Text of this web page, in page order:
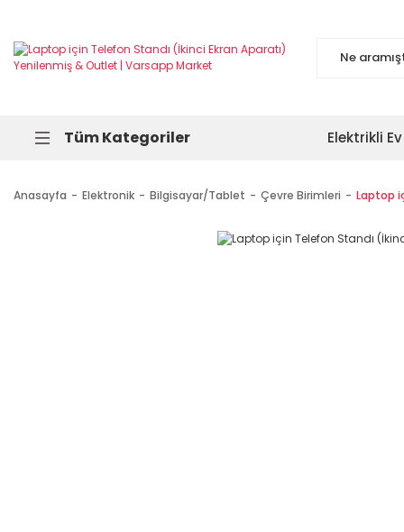
Tüm Kategoriler Elektrikli
Anasayfa Elektronik Bilgisayar/Tablet Çevre Birimleri Laptop